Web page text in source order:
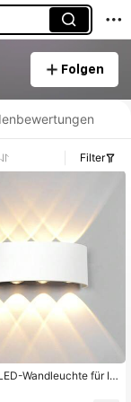
Folgen
Filter
Wandleuchte für In